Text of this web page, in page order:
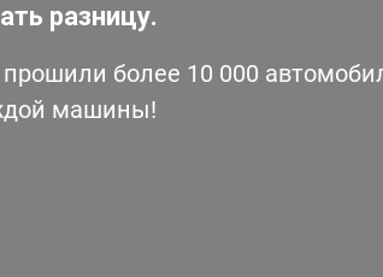
разницу.
более 10 000
машины!